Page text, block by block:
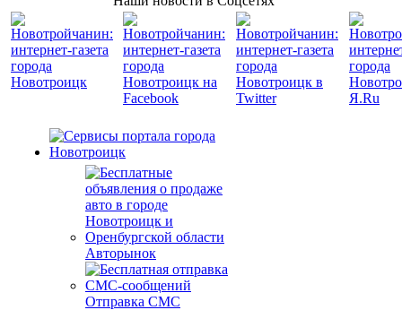
Авторынок
Отправка СМС